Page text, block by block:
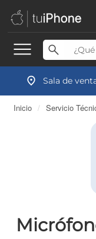
Sala de
Inicio / Servicio